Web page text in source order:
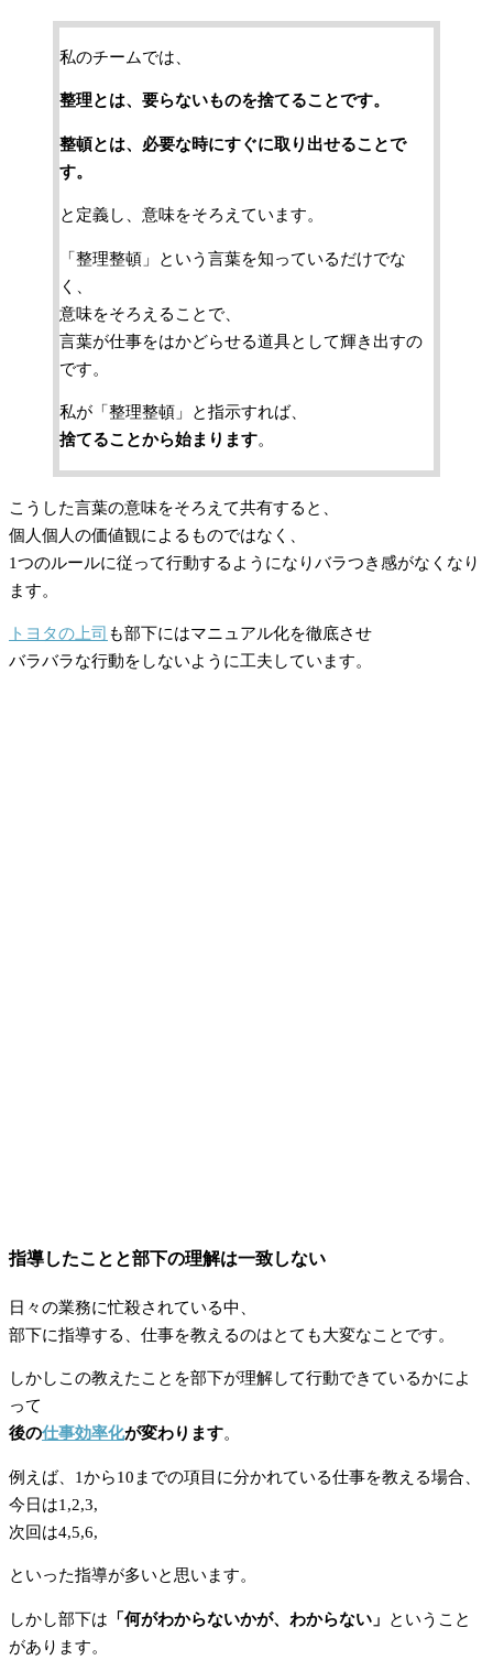
私のチームでは、
整理とは、要らないものを捨てることです。
整頓とは、必要な時にすぐに取り出せることで
す。
と定義し、意味をそろえています。
「整理整頓」という言葉を知っているだけでな
く、
意味をそろえることで、
言葉が仕事をはかどらせる道具として輝き出すの
です。
私が「整理整頓」と指示すれば、
捨てることから始まります。
こうした言葉の意味をそろえて共有すると、
個人個人の価値観によるものではなく、
1つのルールに従って行動するようになりバラつき感がなくなり
ます。
トヨタの上司 も部下にはマニュアル化を徹底させ
バラバラな行動をしないように工夫しています。
指導したことと部下の理解は一致しない
日々の業務に忙殺されている中、
部下に指導する、仕事を教えるのはとても大変なことです。
しかしこの教えたことを部下が理解して行動できているかによ
って
後の仕事効率化が変わります。
例えば、1から10までの項目に分かれている仕事を教える場合、
今日は1,2,3,
次回は4,5,6,
といった指導が多いと思います。
しかし部下は 「何がわからないかが、わからない」
ということ
があります。